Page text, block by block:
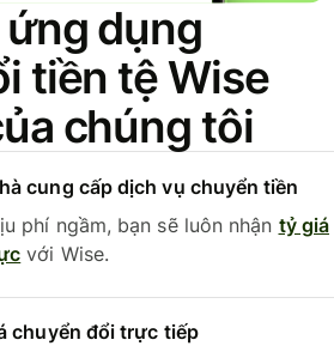
dụng
tiền tệ Wise
chúng tôi
cung cấp dịch vụ chuyển tiền
phí ngầm, bạn sẽ luôn nhận tỷ giá
với Wise.
chuyển đổi trực tiếp